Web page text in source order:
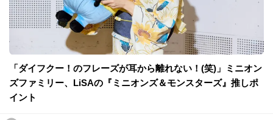
「ダイフクー！のフレーズが耳から離れない！(笑)」ミニオン
ズファミリー、LiSAの『ミニオンズ＆モンスターズ』推しポ
イント